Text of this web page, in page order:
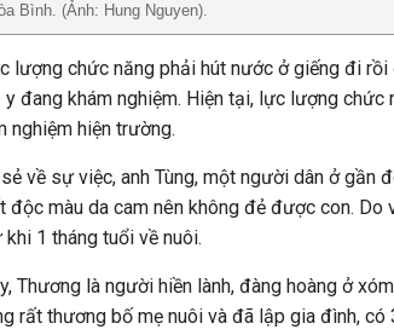
Bình. (Ảnh: Hung Nguyen).
lượng chức năng phải hút nước ở giếng đi rồi
y đang khám nghiệm. Hiện tại, lực lượng
nghiệm hiện trường.
về sự việc, anh Tùng, một người dân ở gần
độc màu da cam nên không đẻ được con. Do
1 tháng tuổi về nuôi.
Thương là người hiền lành, đàng hoàng ở
rất thương bố mẹ nuôi và đã lập gia đình, có